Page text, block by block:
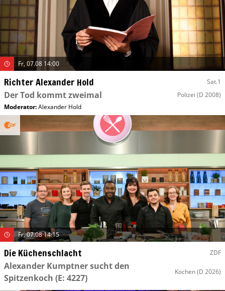
Fr, 07.08 14:00
Richter Alexander Hold Sat.1
Der Tod kommt zweimal Polizei (D 2008)
Moderator:Alexander Hold
Fr, 07.08 14:15
Die Küchenschlacht ZDF
Alexander Kumptner sucht den
Spitzenkoch (E: 4227)
Kochen(D 2026)